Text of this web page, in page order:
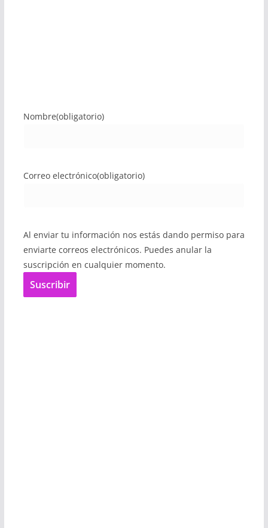
Nombre(obligatorio)
Correo electrónico(obligatorio)
Al enviar tu información nos estás dando permiso para
enviarte correos electrónicos. Puedes anular la
suscripción en cualquier momento.
Suscribir